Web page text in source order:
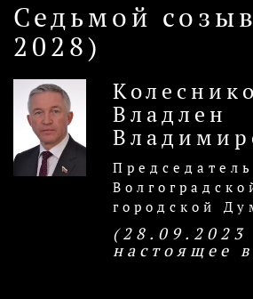
Седьмой
2028)
Владлен
Председатель
городской
(28.09.2023
настоящее